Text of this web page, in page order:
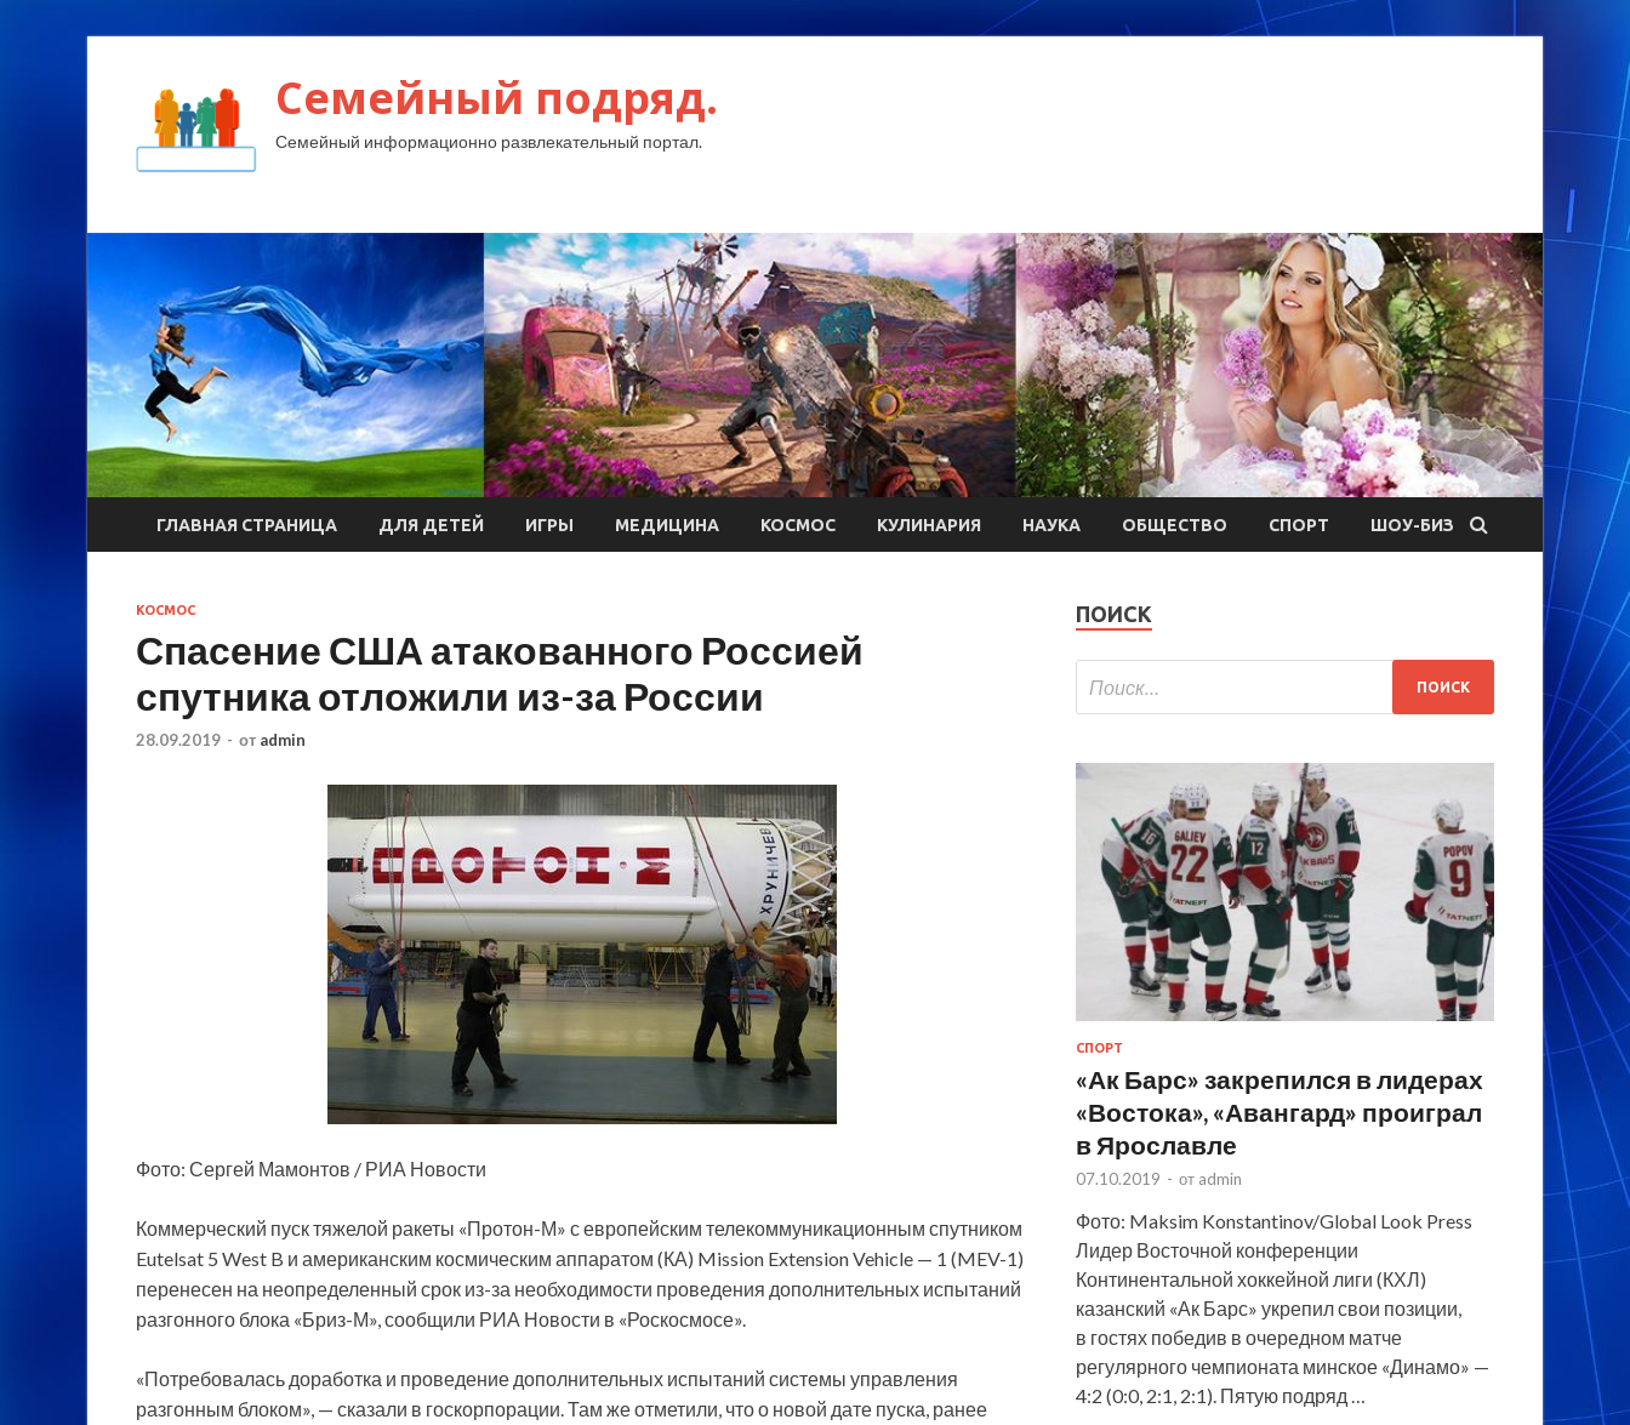
Семейный подряд.
Семейный информационно развлекательный портал.
ГЛАВНАЯ СТРАНИЦА ДЛЯ ДЕТЕЙ ИГРЫ МЕДИЦИНА КОСМОС КУЛИНАРИЯ НАУКА ОБЩЕСТВО СПОРТ ШОУ-БИЗ
КОСМОС
Спасение США атакованного Россией
спутника отложили из-за России
28.09.2019 - от admin
Фото: Сергей Мамонтов / РИА Новости
Коммерческий пуск тяжелой ракеты «Протон-М» с европейским телекоммуникационным спутником
Eutelsat 5 West B и американским космическим аппаратом (КА) Mission Extension Vehicle — 1 (MEV-1)
перенесен на неопределенный срок из-за необходимости проведения дополнительных испытаний
разгонного блока «Бриз-М», сообщили РИА Новости в «Роскосмосе».
«Потребовалась доработка и проведение дополнительных испытаний системы управления
разгонным блоком», — сказали в госкорпорации. Там же отметили, что о новой дате пуска, ранее
ПОИСК
СПОРТ
«Ак Барс» закрепился в лидерах
«Востока», «Авангард» проиграл
в Ярославле
07.10.2019 - от admin
Фото: Maksim Konstantinov/Global Look Press
Лидер Восточной конференции
Континентальной хоккейной лиги (КХЛ)
казанский «Ак Барс» укрепил свои позиции,
в гостях победив в очередном матче
регулярного чемпионата минское «Динамо» —
4:2 (0:0, 2:1, 2:1). Пятую подряд …